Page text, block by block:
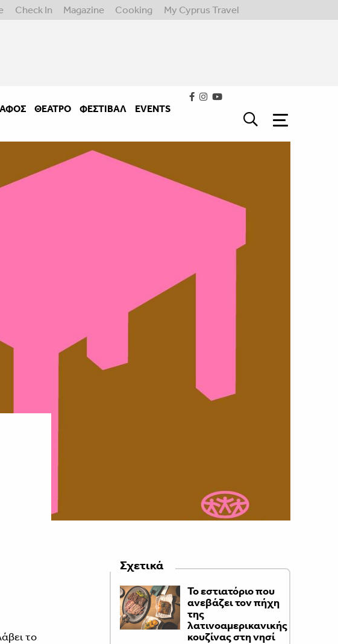
Check In Magazine Cooking My Cyprus Travel
ΘΈΑΤΡΟ ΦΕΣΤΙΒΑΛ
EVENTS
το
Σχετικά
Το εστιατόριο που
ανεβάζει τον πήχη
της
λατινοαμερικανικής
κουζίνας στη νησί